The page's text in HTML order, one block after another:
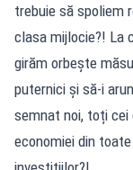
trebuie să spoliem
clasa mijlocie?! La
girăm orbește
puternici și să-i
semnat noi, toți cei
economiei din